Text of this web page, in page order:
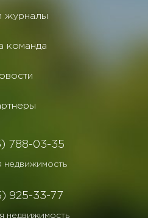
журналы
команда
788-03-35
недвижимость
925-33-77
недвижимость